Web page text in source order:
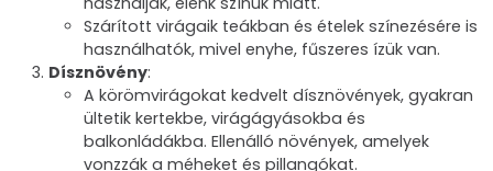
Szárított virágaik teákban és ételek színezésére is
használhatók, mivel enyhe, fűszeres ízük van.
Dísznövény:
A körömvirágokat kedvelt dísznövények, gyakran
ültetik kertekbe, virágágyásokba és
balkonládákba. Ellenálló növények, amelyek
vonzzák a méheket és pillangókat.